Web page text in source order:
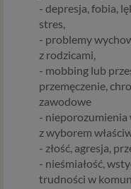
- depresja, fobia,
stres,
- problemy
z rodzicami,
- mobbing lub
przemęczenie,
zawodowe
- nieporozumienia
z wyborem
- złość, agresja,
- nieśmiałość,
trudności w
do dowolnego
w celach wyraźnie
Zaufanego Partnera.
na ogół w przypadku
agencją
usług
lepiej dobrać
dopasowane dla
przekazanie danych
odpowiedzialności za
też przekazywane
ich do tego